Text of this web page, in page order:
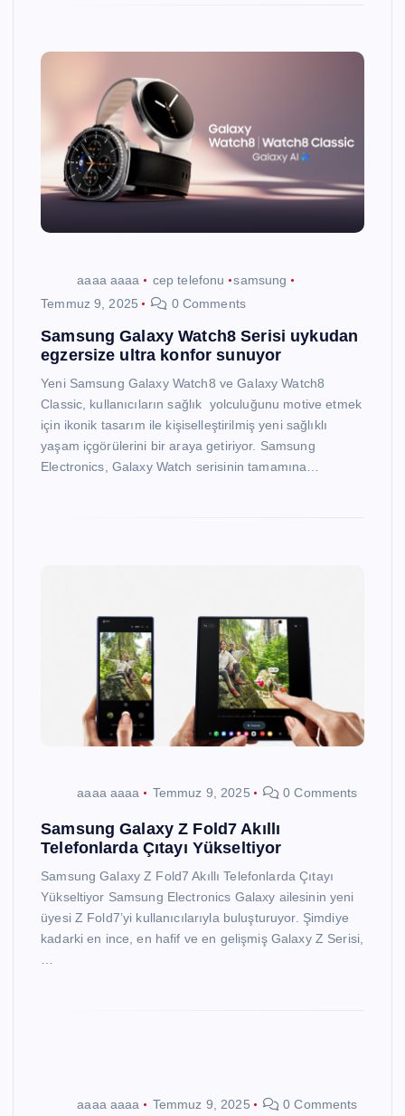
aaaa aaaa cep telefonu
samsung
Temmuz 9, 2025
0 Comments
Samsung Galaxy Watch8 Serisi uykudan
egzersize ultra konfor sunuyor
Yeni Samsung Galaxy Watch8 ve Galaxy Watch8
Classic, kullanıcıların sağlık yolculuğunu motive etmek
için ikonik tasarım ile kişiselleştirilmiş yeni sağlıklı
yaşam içgörülerini bir araya getiriyor. Samsung
Electronics, Galaxy Watch serisinin tamamına…
aaaa aaaa Temmuz 9, 2025 0 Comments
Samsung Galaxy Z Fold7 Akıllı
Telefonlarda Çıtayı Yükseltiyor
Samsung Galaxy Z Fold7 Akıllı Telefonlarda Çıtayı
Yükseltiyor Samsung Electronics Galaxy ailesinin yeni
üyesi Z Fold7’yi kullanıcılarıyla buluşturuyor. Şimdiye
kadarki en ince, en hafif ve en gelişmiş Galaxy Z Serisi,
aaaa aaaa Temmuz 9, 2025 0 Comments